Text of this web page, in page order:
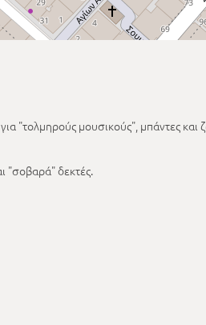
"τολμηρούς μουσικούς", μπάντες και
"σοβαρά" δεκτές.